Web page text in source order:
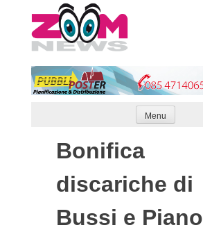
to
content
Menu
Bonifica
discariche di
Bussi e Piano